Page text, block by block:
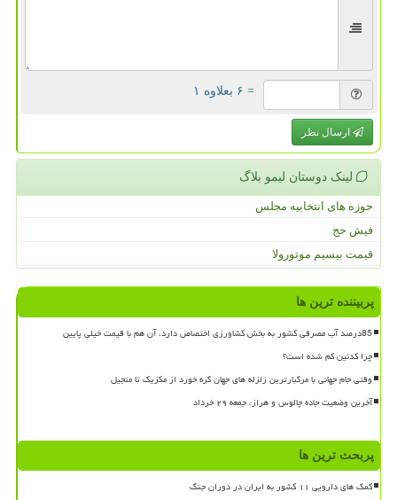
= ۶ بعلاوه ۱
ارسال نظر
لینک دوستان لیمو بلاگ
حوزه های انتخابیه مجلس
فیش حج
قیمت بیسیم موتورولا
پربیننده ترین ها
85درصد آب مصرفی کشور به بخش کشاورزی اختصاص دارد، آن هم با قیمت خیلی پایین
چرا کدئین کم شده است؟
وقتی جام جهانی با مرگبارترین زلزله های جهان گره خورد از مکزیک تا منجیل
آخرین وضعیت جاده چالوس و هراز، جمعه ۲۹ خرداد
پربحث ترین ها
کمک های دارویی ۱۱ کشور به ایران در دوران جنگ